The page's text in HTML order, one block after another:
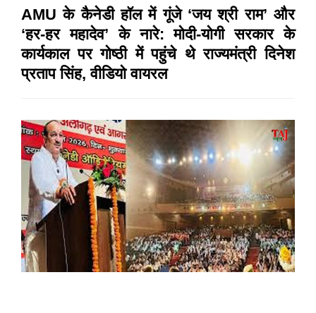
AMU के कैनेडी हॉल में गूंजे ‘जय श्री राम’ और
‘हर-हर महादेव’ के नारे: मोदी-योगी सरकार के
कार्यकाल पर गोष्ठी में पहुंचे थे राज्यमंत्री दिनेश
प्रताप सिंह, वीडियो वायरल